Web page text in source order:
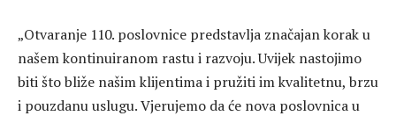
„Otvaranje 110. poslovnice predstavlja značajan korak u
našem kontinuiranom rastu i razvoju. Uvijek nastojimo
biti što bliže našim klijentima i pružiti im kvalitetnu, brzu
i pouzdanu uslugu. Vjerujemo da će nova poslovnica u